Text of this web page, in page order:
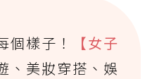
個樣子！
【女子
、美妝穿搭、娛